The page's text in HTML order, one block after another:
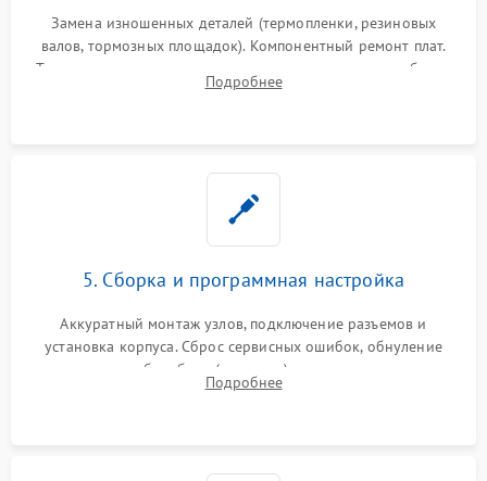
Замена изношенных деталей (термопленки, резиновых
валов, тормозных площадок). Компонентный ремонт плат.
Тщательная очистка тракта печати, контактов и линз блока
лазера (LSU) от просыпанного тонера и пыли.
Подробнее
5. Сборка и программная настройка
Аккуратный монтаж узлов, подключение разъемов и
установка корпуса. Сброс сервисных ошибок, обнуление
счетчиков абсорбера (памперса) или узла переноса,
обновление прошивки и программная калибровка аппарата.
Подробнее